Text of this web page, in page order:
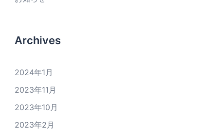
Archives
2024年1月
2023年11月
2023年10月
2023年2月